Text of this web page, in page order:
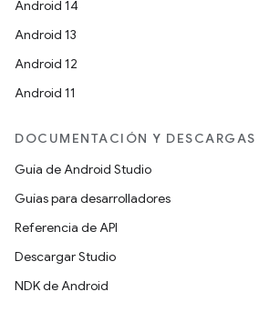
Android 14
Android 13
Android 12
Android 11
DOCUMENTACIÓN Y DESCARGAS
Guía de Android Studio
Guías para desarrolladores
Referencia de API
Descargar Studio
NDK de Android